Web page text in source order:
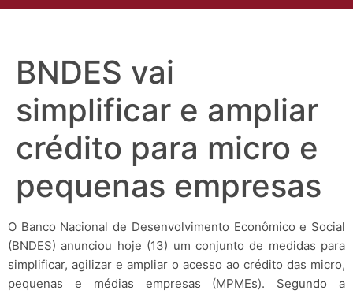
BNDES vai
simplificar e ampliar
crédito para micro e
pequenas empresas
O Banco Nacional de Desenvolvimento Econômico e Social
(BNDES) anunciou hoje (13) um conjunto de medidas para
simplificar, agilizar e ampliar o acesso ao crédito das micro,
pequenas e médias empresas (MPMEs). Segundo a